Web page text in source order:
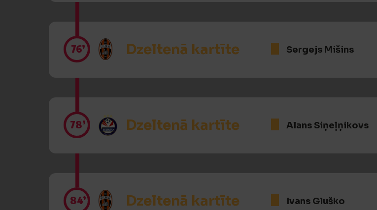
76’ Dzeltenā kartīte Sergejs Mišins
78’ Dzeltenā kartīte Alans Siņeļņikovs
84’ Dzeltenā kartīte Ivans Gluško